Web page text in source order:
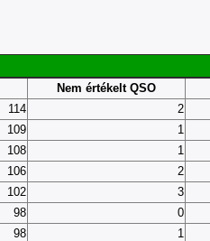
Nem értékelt QSO
114 2
109 1
108 1
106 2
102 3
98 0
98 1